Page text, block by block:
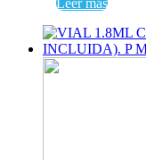
Leer más